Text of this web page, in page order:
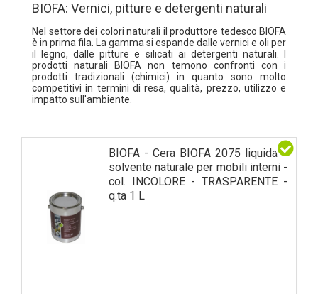
BIOFA: Vernici, pitture e detergenti naturali
Nel settore dei colori naturali il produttore tedesco BIOFA
è in prima fila. La gamma si espande dalle vernici e oli per
il legno, dalle pitture e silicati ai detergenti naturali. I
prodotti naturali BIOFA non temono confronti con i
prodotti tradizionali (chimici) in quanto sono molto
competitivi in termini di resa, qualità, prezzo, utilizzo e
impatto sull'ambiente.
BIOFA - Cera BIOFA 2075 liquida a
solvente naturale per mobili interni -
col. INCOLORE - TRASPARENTE -
q.ta 1 L